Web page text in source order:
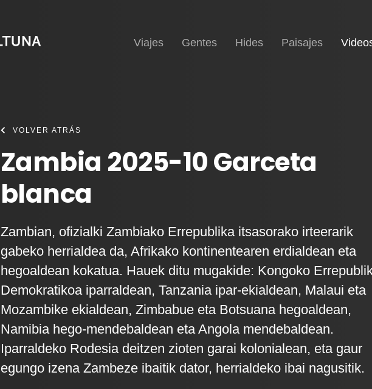
Inicio
Viajes Gentes Hides Paisajes
VOLVER ATRÁS
Zambia 2025-10 Garceta
blanca
Zambian, ofizialki Zambiako Errepublika itsasorako irteerarik
gabeko herrialdea da, Afrikako kontinentearen erdialdean eta
hegoaldean kokatua. Hauek ditu mugakide: Kongoko
Demokratikoa iparraldean, Tanzania ipar-ekialdean, Malaui eta
Mozambike ekialdean, Zimbabue eta Botsuana hegoaldean,
Namibia hego-mendebaldean eta Angola mendebaldean.
Iparraldeko Rodesia deitzen zioten garai kolonialean, eta gaur
egungo izena Zambeze ibaitik dator, herrialdeko ibai nagusitik.